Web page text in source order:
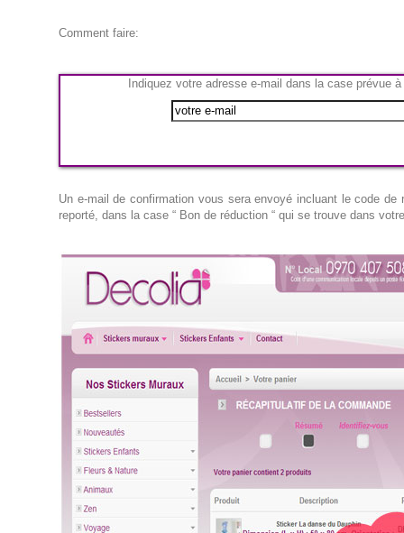
Comment faire:
Indiquez votre adresse e-mail dans la case prévue
Un e-mail de confirmation vous sera envoyé incluant le code
reporté, dans la case “ Bon de réduction “ qui se trouve dans